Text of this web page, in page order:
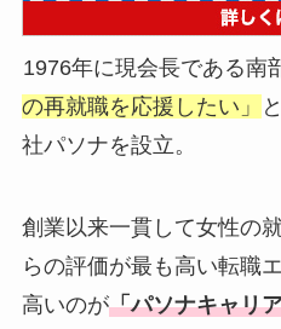
1976年に現会長である南
の再就職を応援したい」
社パソナを設立。
創業以来一貫して女性の
らの評価が最も高い転職
高いのが「パソナキャリ